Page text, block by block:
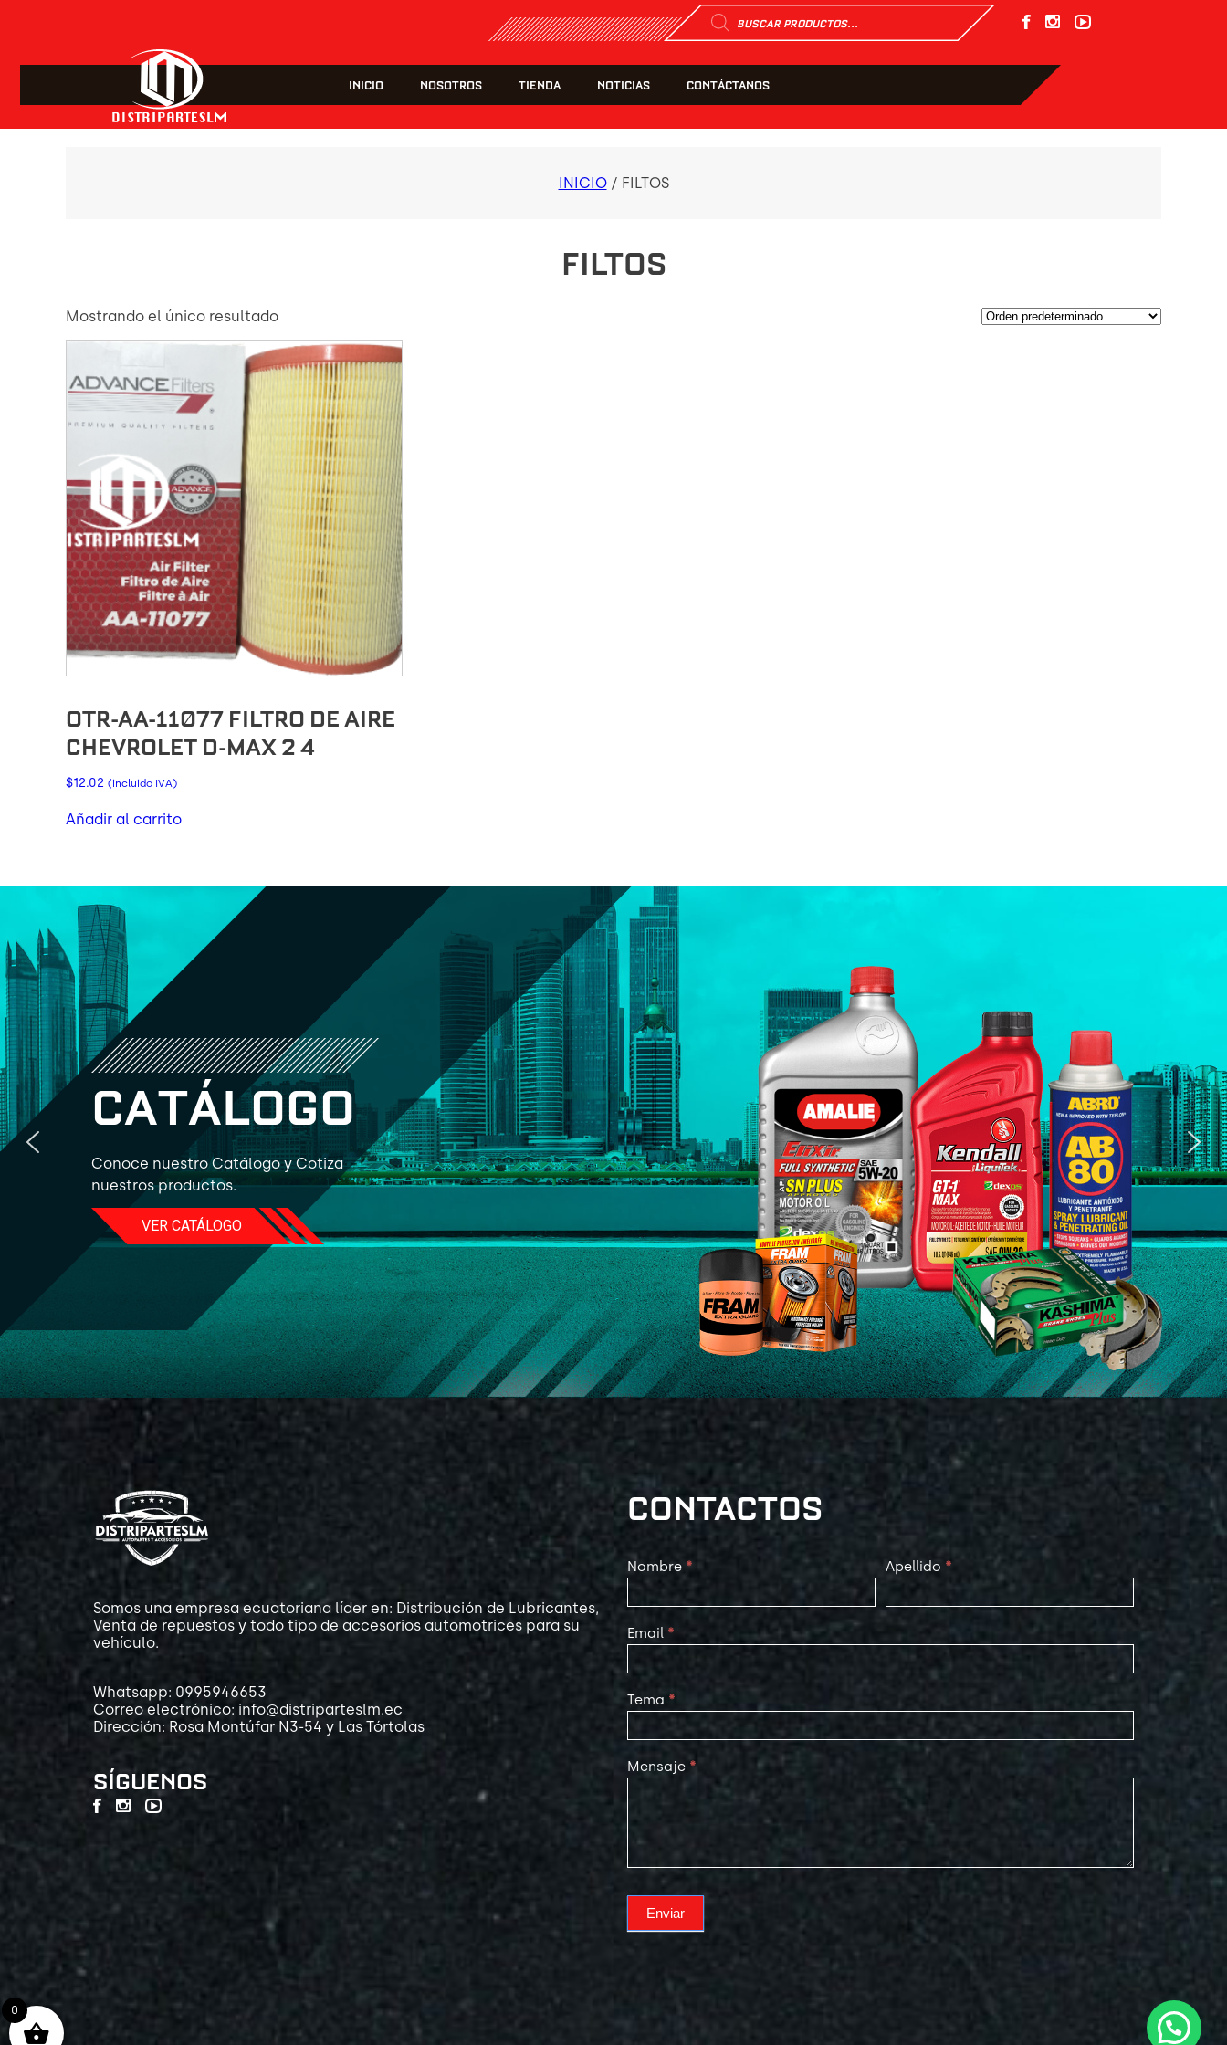
Búsqueda
de
productos
INICIO NOSOTROS TIENDA NOTICIAS CONTÁCTANOS
INICIO/ FILTOS
FILTOS
Mostrando el único resultado
OTR-AA-11077 FILTRO DE AIRE
CHEVROLET D-MAX 2 4
$12.02 (incluido IVA)
Añadir al carrito
CATÁLOGO
Conoce nuestro Catálogo y Cotiza
nuestros productos.
VER CATÁLOGO
Somos una empresa ecuatoriana líder en: Distribución de Lubricantes,
Venta de repuestos y todo tipo de accesorios automotrices para su
vehículo.
Whatsapp: 0995946653
Correo electrónico: info@distriparteslm.ec
Dirección: Rosa Montúfar N3-54 y Las Tórtolas
SÍGUENOS
CONTACTOS
Contact
Us
Nombre * Apellido *
Email *
Tema *
Mensaje *
Enviar
0